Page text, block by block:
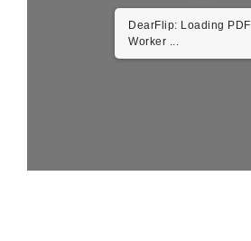
DearFlip: Loading PDF
Worker ...